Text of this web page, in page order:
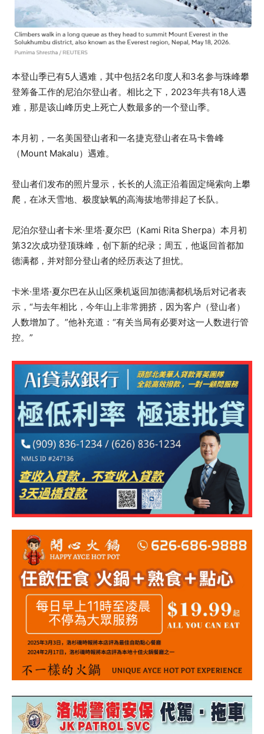
本登山季已有5人遇难，其中包括2名印度人和3名参与珠峰攀
登筹备工作的尼泊尔登山者。相比之下，2023年共有18人遇
难，那是该山峰历史上死亡人数最多的一个登山季。
本月初，一名美国登山者和一名捷克登山者在马卡鲁峰
（Mount Makalu）遇难。
登山者们发布的照片​​显示，长长的人流正沿着固定绳索向上攀
爬，在冰天雪地、极度缺氧的高海拔地带排起了长队。
尼泊尔登山者卡米·里塔·夏尔巴（Kami Rita Sherpa）本月初
第32次成功登顶珠峰，创下新的纪录；周五，他返回首都加
德满都，并对部分登山者的经历表达了担忧。
卡米·里塔·夏尔巴在从山区乘机返回加德满都机场后对记者表
示，“与去年相比，今年山上非常拥挤，因为客户（登山者）
人数增加了。”他补充道：“有关当局有必要对这一人数进行管
控。”